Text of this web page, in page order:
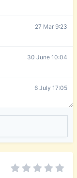
27 Mar 9:23
30 June 10:04
6 July 17:05